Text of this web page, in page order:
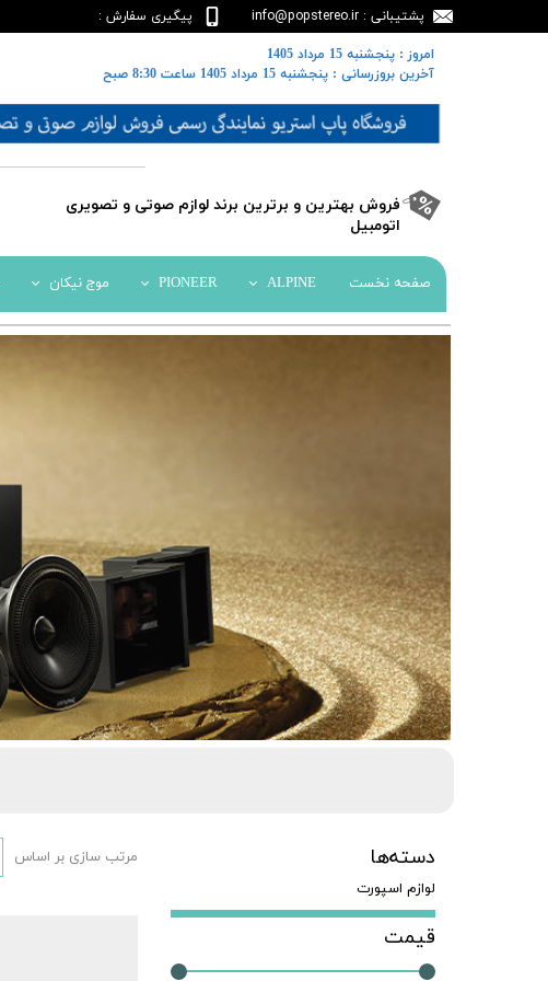
پشتیبانی : info@popstereo.ir
پیگیری سفارش :
02188457837
​فروش بهترین و برترین برند لوازم صوتی و تصویری
اتومبیل​​​​​​​
صفحه نخست ALPINE
چنجر ALPINE
ساب ووفر ALPINE
کامپوننت ALPINE
اسپیکر ALPINE
PIONEER موج نیکان
​​امروز : پنجشنبه 15 مرداد 1405
​​​​​​​آخرین بروزرسانی : پنجشنبه 15 مرداد 1405 ساعت 8:30 صبح
دسته‌ها
لوازم اسپورت
قیمت
مرتب سازی بر اساس